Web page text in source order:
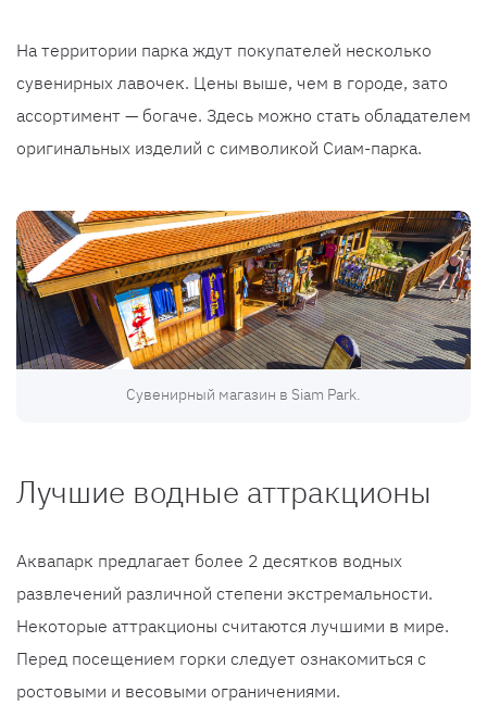
На территории парка ждут покупателей несколько
сувенирных лавочек. Цены выше, чем в городе, зато
ассортимент — богаче. Здесь можно стать обладателем
оригинальных изделий с символикой Сиам-парка.
Сувенирный магазин в Siam Park.
Лучшие водные аттракционы
Аквапарк предлагает более 2 десятков водных
развлечений различной степени экстремальности.
Некоторые аттракционы считаются лучшими в мире.
Перед посещением горки следует ознакомиться с
ростовыми и весовыми ограничениями.